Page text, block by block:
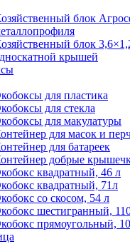
блок
блок
крышей
для пластика
для стекла
для макулатуры
для масок и
для батареек
добрые
квадратный, 46 л
квадратный, 71л
со скосом, 54 л
шестигранный,
прямоугольный,